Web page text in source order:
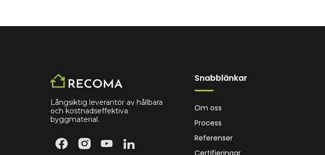
Långsiktig leverantör av hållbara
och kostnadseffektiva
byggmaterial.
Snabblänkar
Om oss
Process
Referenser
Certifieringar